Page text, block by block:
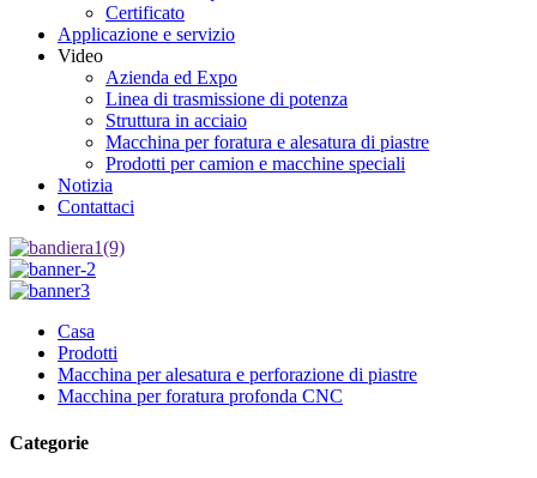
Certificato
Applicazione e servizio
Video
Azienda ed Expo
Linea di trasmissione di potenza
Struttura in acciaio
Macchina per foratura e alesatura di piastre
Prodotti per camion e macchine speciali
Notizia
Contattaci
Casa
Prodotti
Macchina per alesatura e perforazione di piastre
Macchina per foratura profonda CNC
Categorie